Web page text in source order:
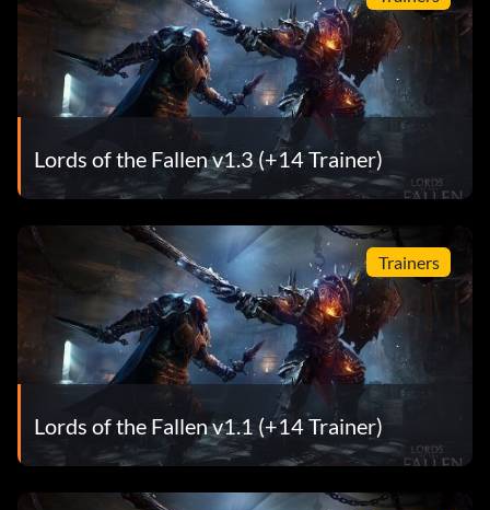
Lords of the Fallen v1.3 (+14 Trainer)
Trainers
Lords of the Fallen v1.1 (+14 Trainer)